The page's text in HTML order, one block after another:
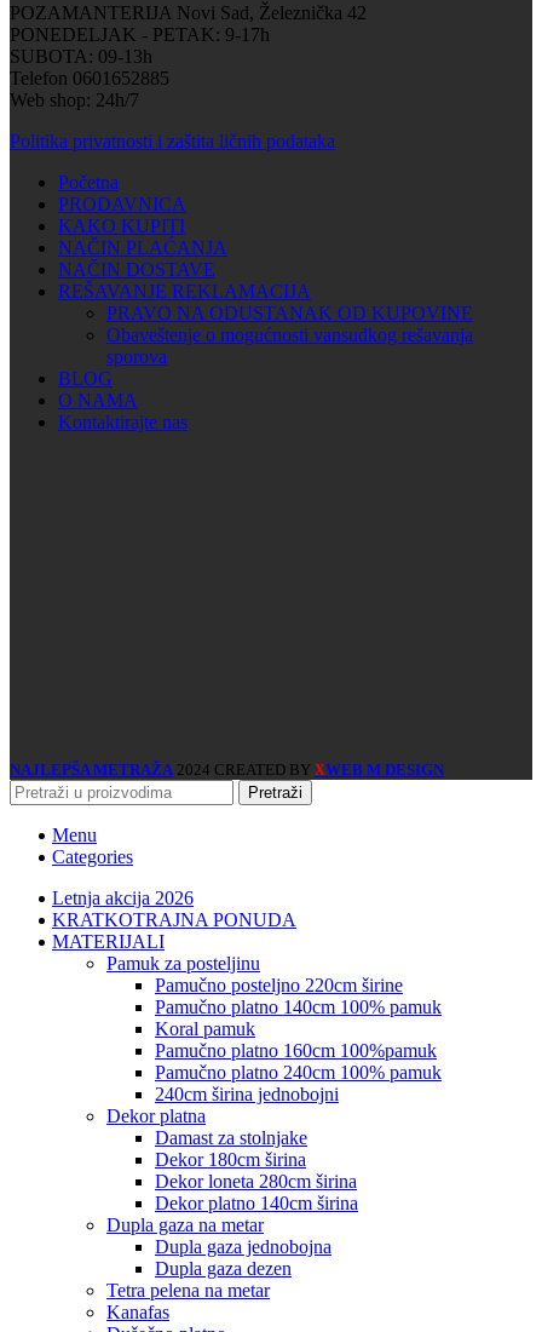
POZAMANTERIJA Novi Sad, Železnička 42
PONEDELJAK - PETAK: 9-17h
SUBOTA: 09-13h
Telefon 0601652885
Web shop: 24h/7
Politika privatnosti i zaštita ličnih podataka
Početna
PRODAVNICA
KAKO KUPITI
NAČIN PLAĆANJA
NAČIN DOSTAVE
REŠAVANJE REKLAMACIJA
PRAVO NA ODUSTANAK OD KUPOVINE
Obaveštenje o mogućnosti vansudkog rešavanja
sporova
BLOG
O NAMA
Kontaktirajte nas
NAJLEPŠA METRAŽA 2024 CREATED BY XWEB M DESIGN
Pretraži
Menu
Categories
Letnja akcija 2026
KRATKOTRAJNA PONUDA
MATERIJALI
pamuk za posteljinu
pamučno posteljno 220cm širine
pamučno platno 140cm 100% pamuk
koral pamuk
pamučno platno 160cm 100%pamuk
pamučno platno 240cm 100% pamuk
240cm širina jednobojni
dekor platna
damast za stolnjake
dekor 180cm širina
dekor loneta 280cm širina
dekor platno 140cm širina
dupla gaza na metar
dupla gaza jednobojna
dupla gaza dezen
tetra pelena na metar
kanafas